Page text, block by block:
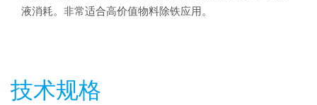
液消耗。非常适合高价值物料除铁应用。
技术规格